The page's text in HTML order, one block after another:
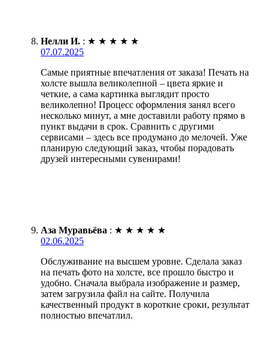
Нелли И. : ★ ★ ★ ★ ★
07.07.2025
Самые приятные впечатления от заказа! Печать на
холсте вышла великолепной – цвета яркие и
четкие, а сама картинка выглядит просто
великолепно! Процесс оформления занял всего
несколько минут, а мне доставили работу прямо в
пункт выдачи в срок. Сравнить с другими
сервисами – здесь все продумано до мелочей. Уже
планирую следующий заказ, чтобы порадовать
друзей интересными сувенирами!
Аза Муравьёва : ★ ★ ★ ★ ★
02.06.2025
Обслуживание на высшем уровне. Сделала заказ
на печать фото на холсте, все прошло быстро и
удобно. Сначала выбрала изображение и размер,
затем загрузила файл на сайте. Получила
качественный продукт в короткие сроки, результат
полностью впечатлил.